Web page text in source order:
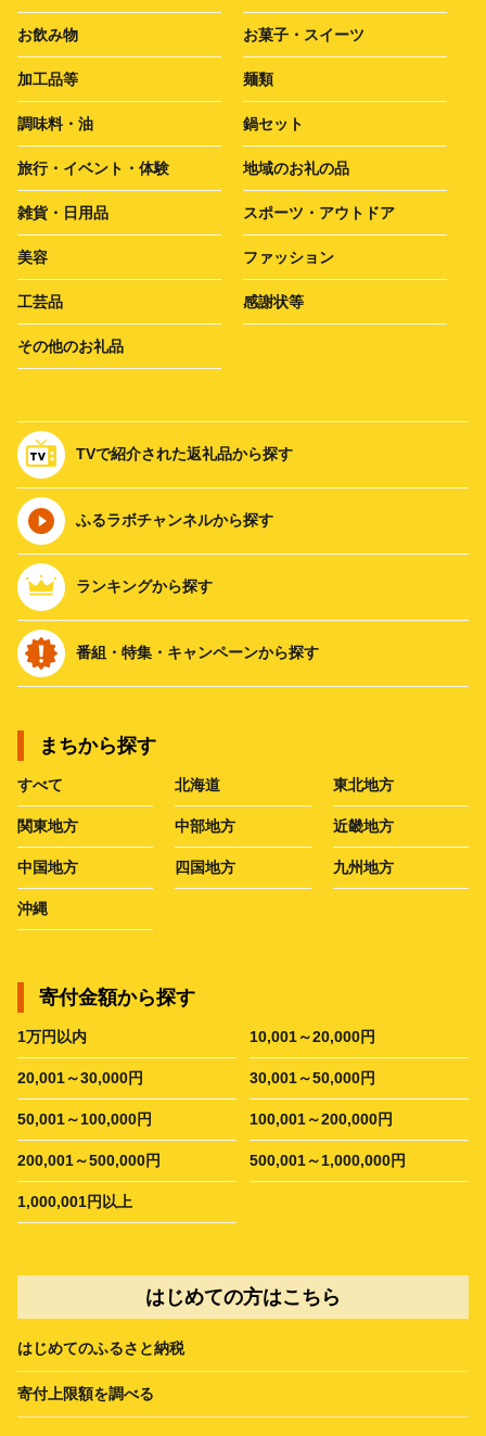
お飲み物 お菓子・スイーツ
加工品等 麺類
調味料・油 鍋セット
旅行・イベント・体験 地域のお礼の品
雑貨・日用品 スポーツ・アウトドア
美容 ファッション
工芸品 感謝状等
その他のお礼品
TVで紹介された返礼品から探す
ふるラボチャンネルから探す
ランキングから探す
番組・特集・キャンペーンから探す
まちから探す
すべて 北海道 東北地方
関東地方 中部地方 近畿地方
中国地方 四国地方 九州地方
沖縄
寄付金額から探す
1万円以内 10,001～20,000円
20,001～30,000円 30,001～50,000円
50,001～100,000円 100,001～200,000円
200,001～500,000円 500,001～1,000,000円
1,000,001円以上
はじめての方はこちら
はじめてのふるさと納税
寄付上限額を調べる